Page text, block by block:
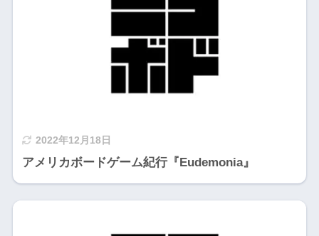
2022年12月18日
アメリカボードゲーム紀行『Eudemonia』